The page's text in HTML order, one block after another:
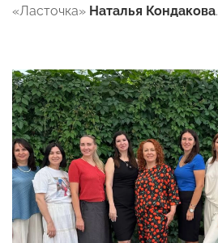
«Ласточка» Наталья Кондакова.